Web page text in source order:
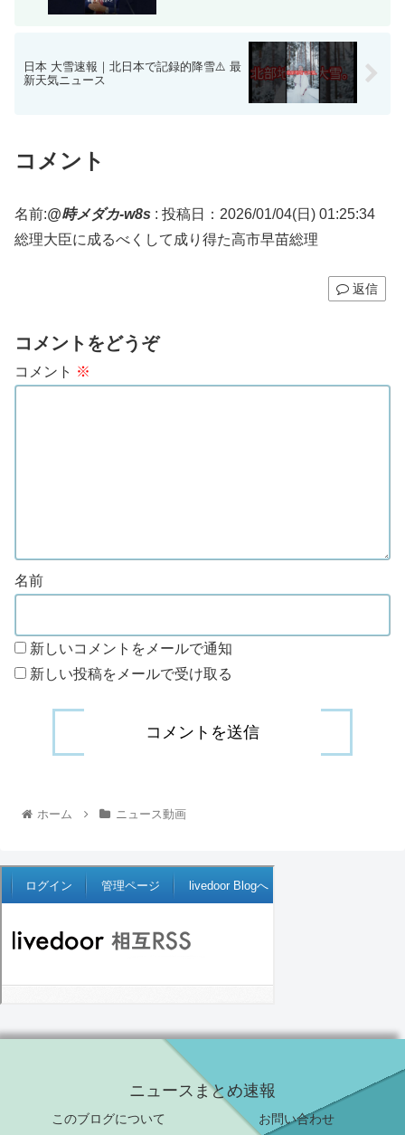
日本 大雪速報｜北日本で記録的降雪⚠️ 最
新天気ニュース
コメント
名前:@時メダカ-w8s : 投稿日：2026/01/04(日) 01:25:34
総理大臣に成るべくして成り得た高市早苗総理
返信
コメントをどうぞ
コメント ※
名前
新しいコメントをメールで通知
新しい投稿をメールで受け取る
ホーム ニュース動画
ニュースまとめ速報
このブログについて お問い合わせ